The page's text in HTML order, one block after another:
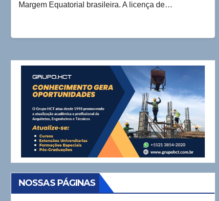
Margem Equatorial brasileira. A licença de…
NOSSAS PÁGINAS